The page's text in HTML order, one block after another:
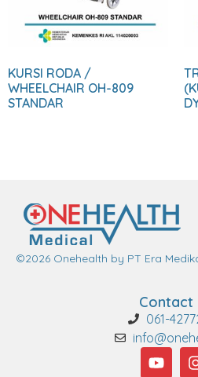
KURSI RODA /
WHEELCHAIR OH-809
STANDAR
©2026 Onehealth by PT Era
Contact
061-